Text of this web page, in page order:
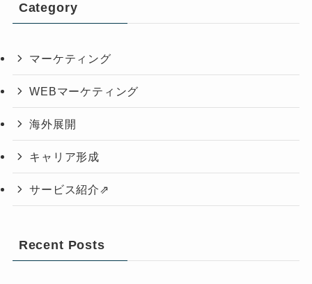
Category
マーケティング
WEBマーケティング
海外展開
キャリア形成
サービス紹介⇗
Recent Posts